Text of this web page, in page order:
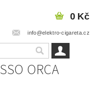
info@elektro-cigareta.cz
0 Kč
ORCA